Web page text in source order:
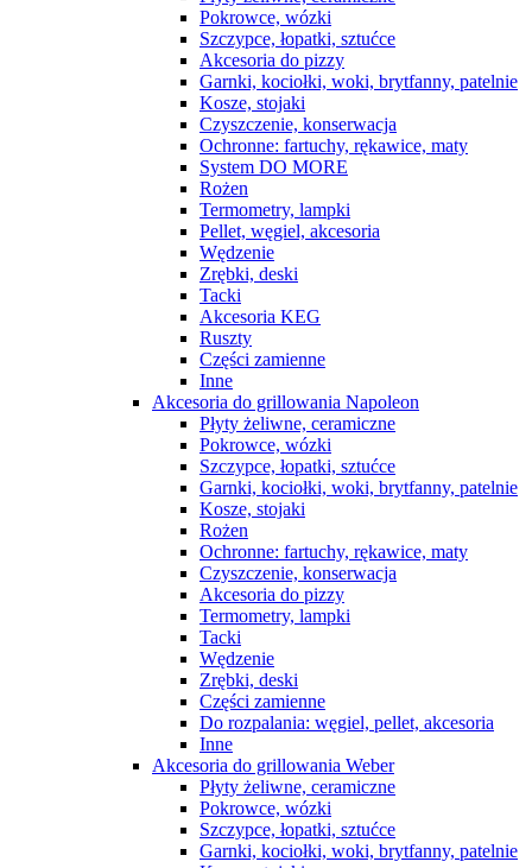
Pokrowce, wózki
Szczypce, łopatki, sztućce
Akcesoria do pizzy
Garnki, kociołki, woki, brytfanny, patelnie
Kosze, stojaki
Czyszczenie, konserwacja
Ochronne: fartuchy, rękawice, maty
System DO MORE
Rożen
Termometry, lampki
Pellet, węgiel, akcesoria
Wędzenie
Zrębki, deski
Tacki
Akcesoria KEG
Ruszty
Części zamienne
Inne
Akcesoria do grillowania Napoleon
Płyty żeliwne, ceramiczne
Pokrowce, wózki
Szczypce, łopatki, sztućce
Garnki, kociołki, woki, brytfanny, patelnie
Kosze, stojaki
Rożen
Ochronne: fartuchy, rękawice, maty
Czyszczenie, konserwacja
Akcesoria do pizzy
Termometry, lampki
Tacki
Wędzenie
Zrębki, deski
Części zamienne
Do rozpalania: węgiel, pellet, akcesoria
Inne
Akcesoria do grillowania Weber
Płyty żeliwne, ceramiczne
Pokrowce, wózki
Szczypce, łopatki, sztućce
Garnki, kociołki, woki, brytfanny, patelnie